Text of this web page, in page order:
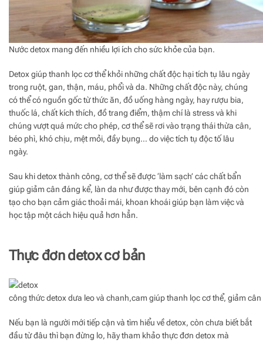
Nước detox mang đến nhiều lợi ích cho sức khỏe của bạn.
Detox giúp thanh lọc cơ thể khỏi những chất độc hại tích tụ lâu ngày
trong ruột, gan, thận, máu, phổi và da. Những chất độc này, chúng
có thể có nguồn gốc từ thức ăn, đồ uống hàng ngày, hay rượu bia,
thuốc lá, chất kích thích, đồ trang điểm, thậm chí là stress và khi
chúng vượt quá mức cho phép, cơ thể sẽ rơi vào trạng thái thừa cân,
béo phì, khó chịu, mệt mỏi, đầy bụng… do việc tích tụ độc tố lâu
ngày.
Sau khi detox thành công, cơ thể sẽ được ‘làm sạch’ các chất bẩn
giúp giảm cân đáng kể, làn da như được thay mới, bên cạnh đó còn
tạo cho bạn cảm giác thoải mái, khoan khoái giúp bạn làm việc và
học tập một cách hiệu quả hơn hẳn.
Thực đơn detox cơ bản
công thức detox dưa leo và chanh,cam giúp thanh lọc cơ thể, giảm
Nếu bạn là người mới tiếp cận và tìm hiểu về detox, còn chưa biết bắt
đầu từ đâu thì bạn đừng lo, hãy tham khảo thực đơn detox mà